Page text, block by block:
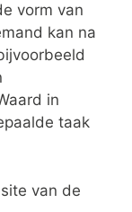
vorm van
kan na
in
taak
van de